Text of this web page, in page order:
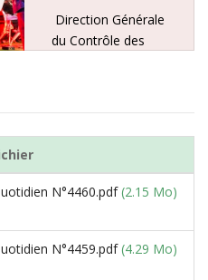
Direction Générale
du Contrôle des
dématérialisée de
publique de l’Etat et
de ses
N°4460.pdf (2.15 Mo)
N°4459.pdf (4.29 Mo)